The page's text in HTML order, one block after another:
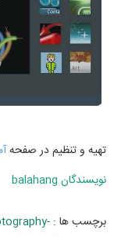
تهیه و تنظیم در صفحه
نويسندگان balahang
برچسب ها :